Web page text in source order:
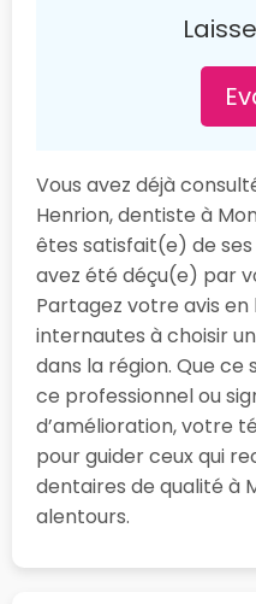
Vous avez déjà
Henrion, dentiste à
êtes satisfait(e) de
avez été déçu(e) par
Partagez votre avis
internautes à choisir
dans la région. Que
ce professionnel ou
d’amélioration, votre
pour guider ceux qui
dentaires de qualité à
alentours.